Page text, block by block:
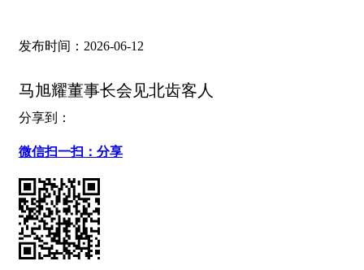
发布时间：2026-06-12
马旭耀董事长会见北齿客人
分享到：
微信扫一扫：分享